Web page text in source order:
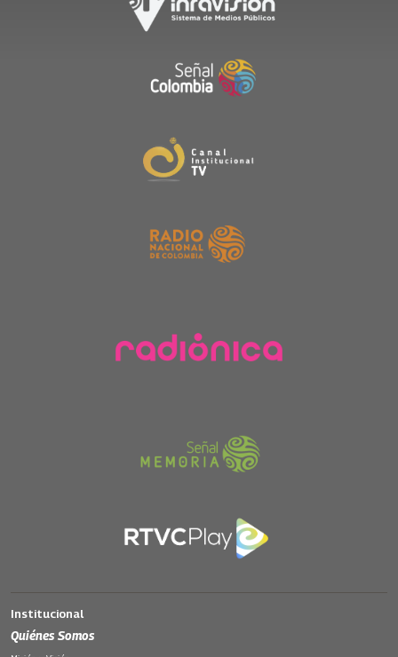
Institucional
Quiénes Somos